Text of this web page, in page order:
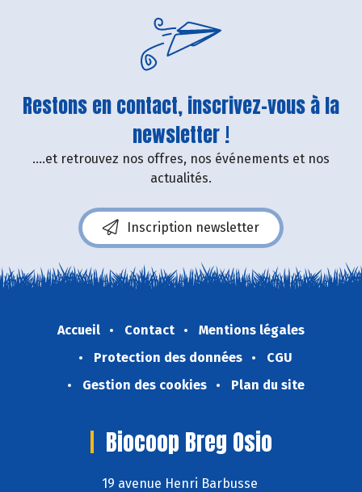
Restons en contact, inscrivez-vous à la
newsletter !
....et retrouvez nos offres, nos événements et nos
actualités.
Inscription newsletter
Accueil Contact
Mentions légales
Protection des données
CGU
Gestion des cookies
Plan du site
Biocoop Breg Osio
19 avenue Henri Barbusse